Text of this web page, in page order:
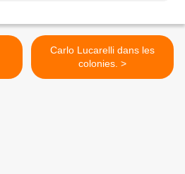
Carlo Lucarelli dans les
colonies. >